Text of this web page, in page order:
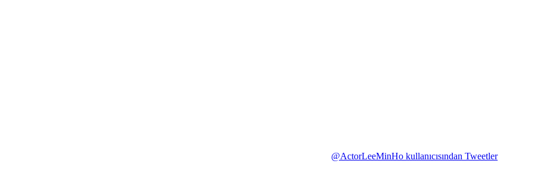
@ActorLeeMinHo kullanıcısından Tweetler